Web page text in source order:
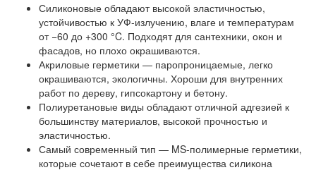
Силиконовые обладают высокой эластичностью,
устойчивостью к УФ-излучению, влаге и температурам
от −60 до +300 °C. Подходят для сантехники, окон и
фасадов, но плохо окрашиваются.
Акриловые герметики — паропроницаемые, легко
окрашиваются, экологичны. Хороши для внутренних
работ по дереву, гипсокартону и бетону.
Полиуретановые виды обладают отличной адгезией к
большинству материалов, высокой прочностью и
эластичностью.
Самый современный тип — MS-полимерные герметики,
которые сочетают в себе преимущества силикона